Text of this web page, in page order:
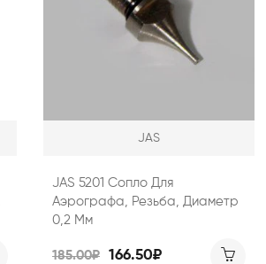
JAS
JAS 5201 Сопло Для
Аэрографа, Резьба, Диаметр
0,2 Мм
185.00₽ 166.50₽